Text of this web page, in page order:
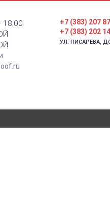
18:00
+7 (383) 207
+7 (383) 202
УЛ. ПИСАРЕВА,